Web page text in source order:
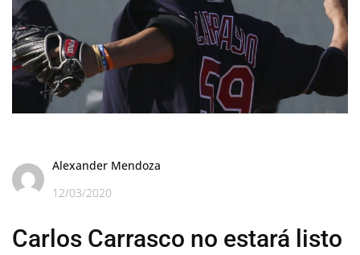
Alexander Mendoza
12/03/2020
Carlos Carrasco no estará listo